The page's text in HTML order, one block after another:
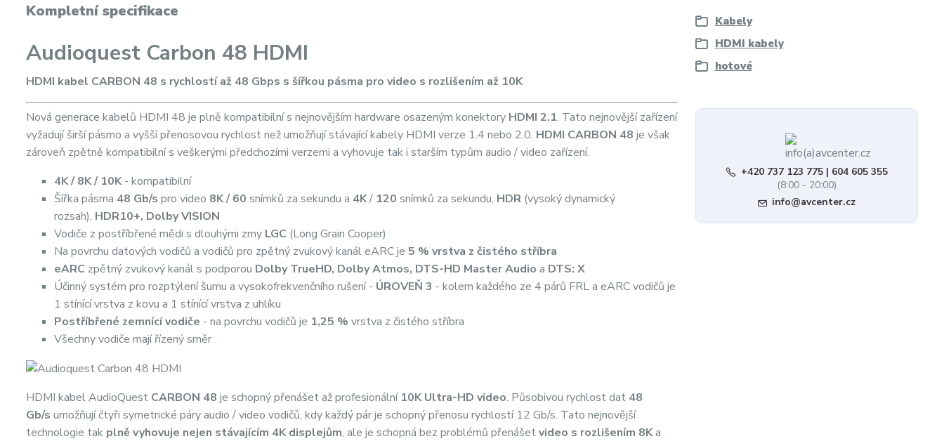
Kompletní specifikace
Audioquest Carbon 48 HDMI
HDMI kabel CARBON 48 s rychlostí až 48 Gbps s šířkou pásma pro video s rozlišením až 10K
Nová generace kabelů HDMI 48 je plně kompatibilní s nejnovějším hardware osazeným konektory HDMI 2.1. Tato nejnovější zařízení
vyžadují širší pásmo a vyšší přenosovou rychlost než umožňují stávající kabely HDMI verze 1.4 nebo 2.0. HDMI CARBON 48 je však
zároveň zpětně kompatibilní s veškerými předchozími verzemi a vyhovuje tak i starším typům audio / video zařízení.
4K / 8K / 10K- kompatibilní
Šířka pásma 48 Gb/s pro video 8K / 60 snímků za sekundu a 4K/ 120 snímků za sekundu, HDR (vysoký dynamický
rozsah), HDR10+, Dolby VISION
Vodiče z postříbřené mědi s dlouhými zrny LGC (Long Grain Cooper)
Na povrchu datových vodičů a vodičů pro zpětný zvukový kanál eARC je 5 % vrstva z čistého stříbra
eARC zpětný zvukový kanál s podporou Dolby TrueHD, Dolby Atmos, DTS-HD Master Audio a DTS: X
Účinný systém pro rozptýlení šumu a vysokofrekvenčního rušení - ÚROVEŇ 3 - kolem každého ze 4 párů FRL a eARC vodičů je
1 stínící vrstva z kovu a 1 stínící vrstva z uhlíku
Postříbřené zemnící vodiče - na povrchu vodičů je 1,25 % vrstva z čistého stříbra
Všechny vodiče mají řízený směr
HDMI kabel AudioQuest CARBON 48 je schopný přenášet až profesionální 10K Ultra-HD video. Působivou rychlost dat 48
Gb/s umožňují čtyři symetrické páry audio / video vodičů, kdy každý pár je schopný přenosu rychlostí 12 Gb/s. Tato nejnovější
technologie tak plně vyhovuje nejen stávajícím 4K displejům, ale je schopná bez problémů přenášetvideo s rozlišením 8Ka
Kabely
HDMI kabely
hotové
+420 737 123 775 | 604 605 355
(8:00 - 20:00)
info@avcenter.cz